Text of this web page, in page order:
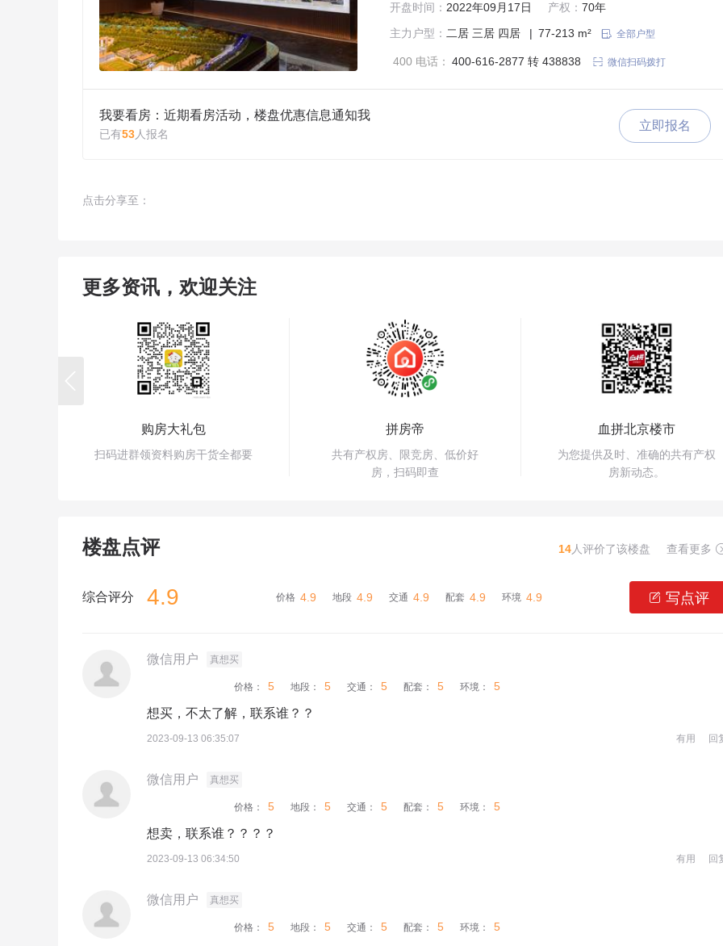
开盘时间： 2022年09月17日 产权： 70年
主力户型： 二居 三居 四居 | 77-213 m²  全部户型
400 电话： 400-616-2877 转 438838  微信扫码拨打
我要看房：近期看房活动，楼盘优惠信息通知我
已有53人报名
立即报名
点击分享至：
更多资讯，欢迎关注
购房大礼包
扫码进群领资料购房干货全都要
拼房帝
共有产权房、限竞房、低价好
房，扫码即查
血拼北京楼市
为您提供及时、准确的共有产权
房新动态。
楼盘点评 14人评价了该楼盘 查看更多
综合评分 4.9 价格 4.9 地段 4.9 交通 4.9 配套 4.9 环境 4.9  写点评
微信用户 真想买
价格： 5 地段： 5 交通： 5 配套： 5 环境： 5
想买，不太了解，联系谁？？
2023-09-13 06:35:07 有用 回
微信用户 真想买
价格： 5 地段： 5 交通： 5 配套： 5 环境： 5
想卖，联系谁？？？？
2023-09-13 06:34:50 有用 回
微信用户 真想买
价格： 5 地段： 5 交通： 5 配套： 5 环境： 5